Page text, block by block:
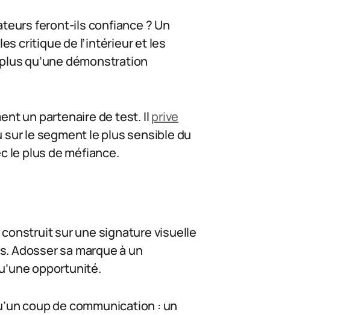
feront-ils confiance ? Un
critique de l’intérieur et les
qu’une démonstration
un partenaire de test. Ilprive
le segment le plus sensible du
le plus de méfiance.
construit sur une signature visuelle
Adosser sa marque à un
opportunité.
coup de communication : un